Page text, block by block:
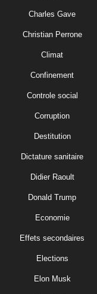
Charles Gave
Christian Perrone
Climat
Confinement
Controle social
Corruption
Destitution
Dictature sanitaire
Didier Raoult
Donald Trump
Economie
Effets secondaires
Elections
Elon Musk